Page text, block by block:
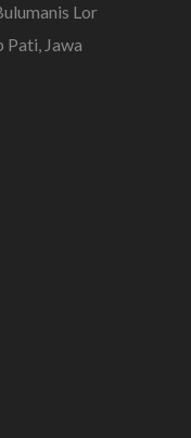
Lor
Pati, Jawa